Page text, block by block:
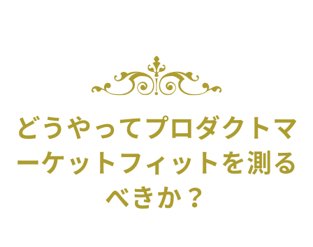
どうやってプロダクトマ
ーケットフィットを測る
べきか？